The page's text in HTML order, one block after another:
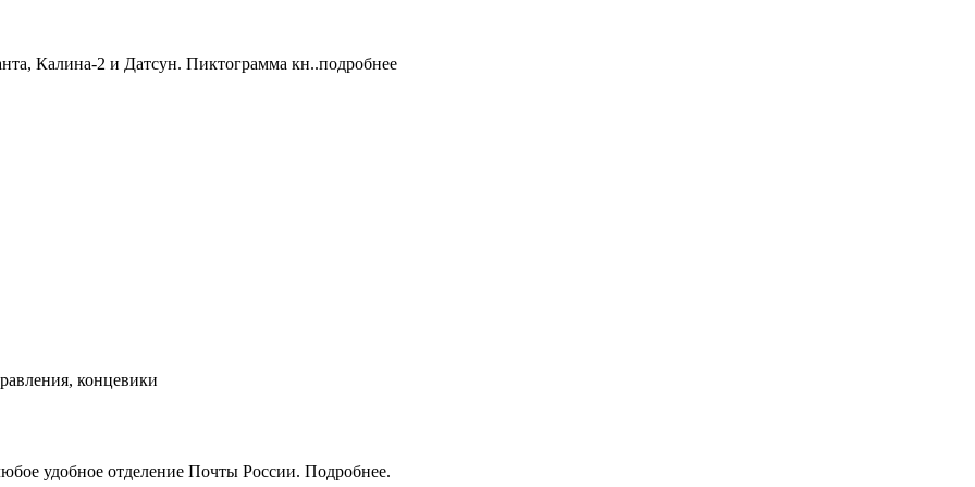
Калина-2 и Датсун. Пиктограмма кн..подробнее
концевики
удобное отделение Почты России. Подробнее.